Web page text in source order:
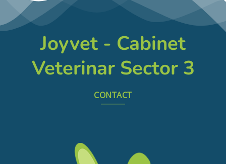
Joyvet - Cabinet
Veterinar Sector 3
CONTACT